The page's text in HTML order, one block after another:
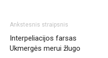
Ankstesnis straipsnis
Interpeliacijos farsas
Ukmergės merui žlugo